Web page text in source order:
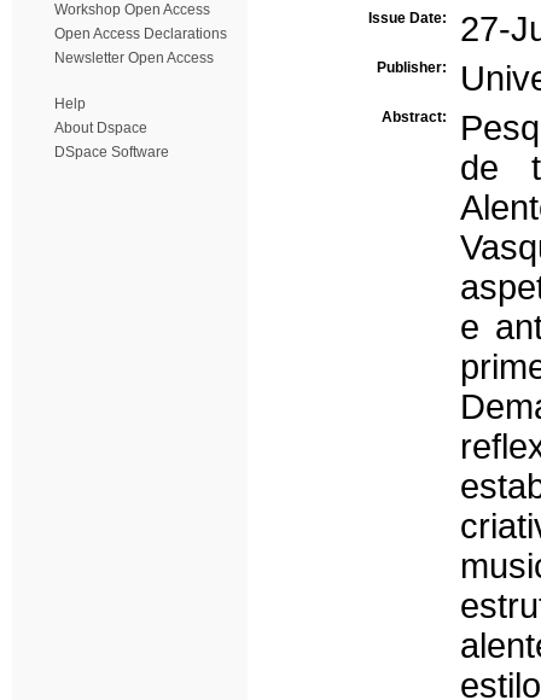
Workshop Open Access
Open Access Declarations
Newsletter Open Access
Help
About Dspace
DSpace Software
Issue Date: 27-
Publisher:
Abstract:
de
e